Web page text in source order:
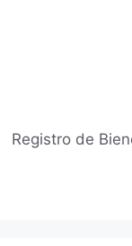
Registro de